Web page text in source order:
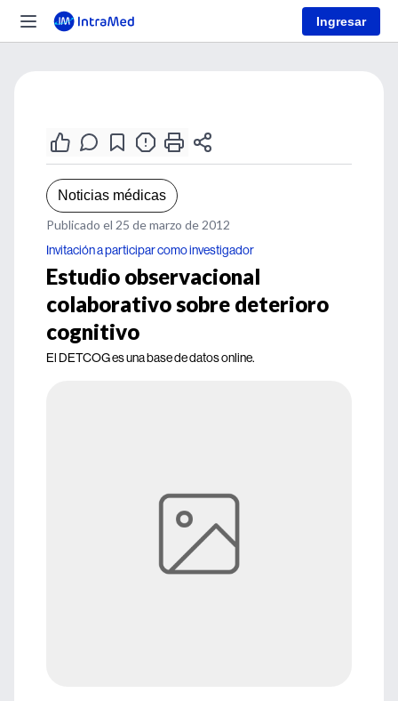
Ingresar
Noticias médicas
Publicado el 25 de marzo de 2012
Invitación a participar como investigador
Estudio observacional
colaborativo sobre deterioro
cognitivo
El DETCOG es una base de datos online.